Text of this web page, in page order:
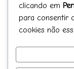
Receba
clicando em
para consentir
cookies não